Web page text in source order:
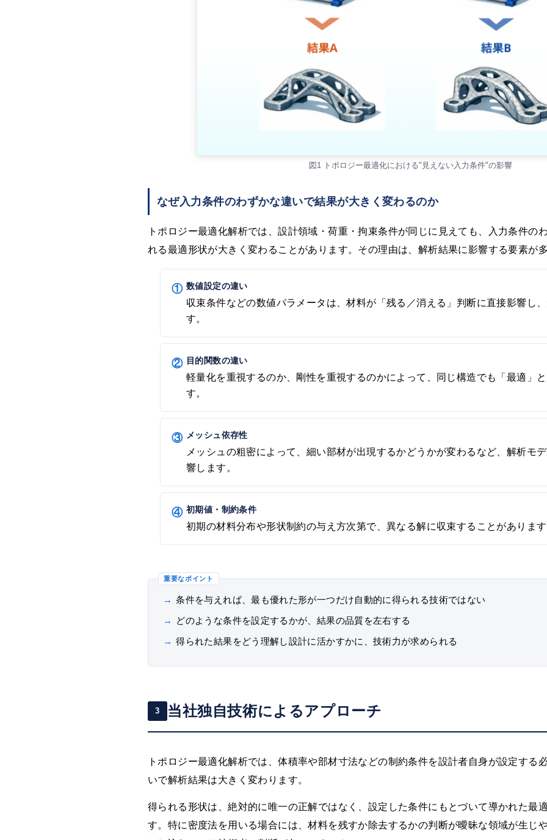
図1 トポロジー最適化における"見えない入力条件"の影響
なぜ入力条件のわずかな違いで結果が大きく変わるのか
トポロジー最適化解析では、設計領域・荷重・拘束条件が同じに見えても、入力条件の
れる最適形状が大きく変わることがあります。その理由は、解析結果に影響する要素が
① 数値設定の違い
収束条件などの数値パラメータは、材料が「残る／消える」判断に直接影響し
す。
② 目的関数の違い
軽量化を重視するのか、剛性を重視するのかによって、同じ構造でも「最適」
す。
③ メッシュ依存性
メッシュの粗密によって、細い部材が出現するかどうかが変わるなど、解析モ
響します。
④ 初期値・制約条件
初期の材料分布や形状制約の与え方次第で、異なる解に収束することがありま
重要なポイント
→ 条件を与えれば、最も優れた形が一つだけ自動的に得られる技術ではない
→ どのような条件を設定するかが、結果の品質を左右する
→ 得られた結果をどう理解し設計に活かすかに、技術力が求められる
3 当社独自技術によるアプローチ
トポロジー最適化解析では、体積率や部材寸法などの制約条件を設計者自身が設定する
いで解析結果は大きく変わります。
得られる形状は、絶対的に唯一の正解ではなく、設定した条件にもとづいて導かれた最
す。特に密度法を用いる場合には、材料を残すか除去するかの判断が曖昧な領域が生じ